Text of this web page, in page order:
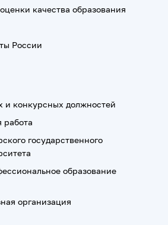
качества образования
России
конкурсных должностей
работа
государственного
образование
организация